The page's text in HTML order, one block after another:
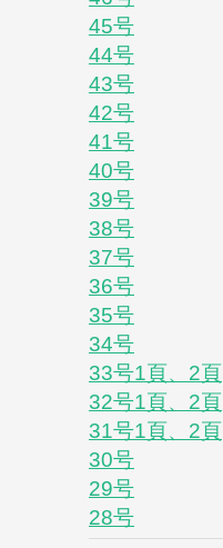
45号
44号
43号
42号
41号
40号
39号
38号
37号
36号
35号
34号
33号1頁、 2頁
32号1頁、 2頁
31号1頁、 2頁
30号
29号
28号